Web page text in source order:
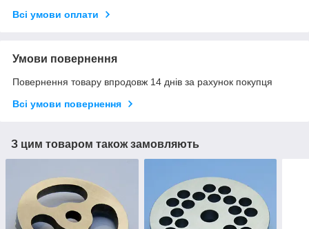
Всі умови оплати
Умови повернення
Повернення товару впродовж 14 днів за рахунок покупця
Всі умови повернення
З цим товаром також замовляють